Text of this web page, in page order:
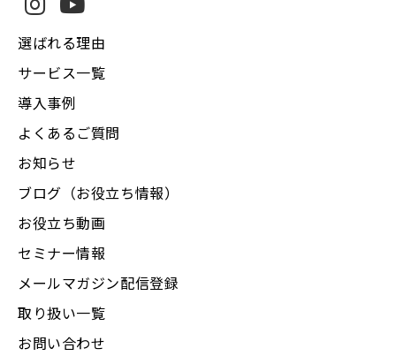
選ばれる理由
サービス一覧
導入事例
よくあるご質問
お知らせ
ブログ（お役立ち情報）
お役立ち動画
セミナー情報
メールマガジン配信登録
取り扱い一覧
お問い合わせ